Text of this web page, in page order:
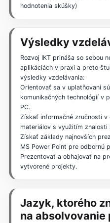
hodnotenia skúšky)
Výsledky
Rozvoj IKT prináša so sebou
aplikáciách v praxi a preto
výsledky vzdelávania:
Orientovať sa v uplatňovaní
komunikačných technológií v
PC.
Získať informačné zručnosti
materiálov s využitím
Získať základy najnovších
MS Power Point pre odbornú
Prezentovať a obhajovať na
vytvorené projekty.
Jazyk, ktorého
na absolvovanie